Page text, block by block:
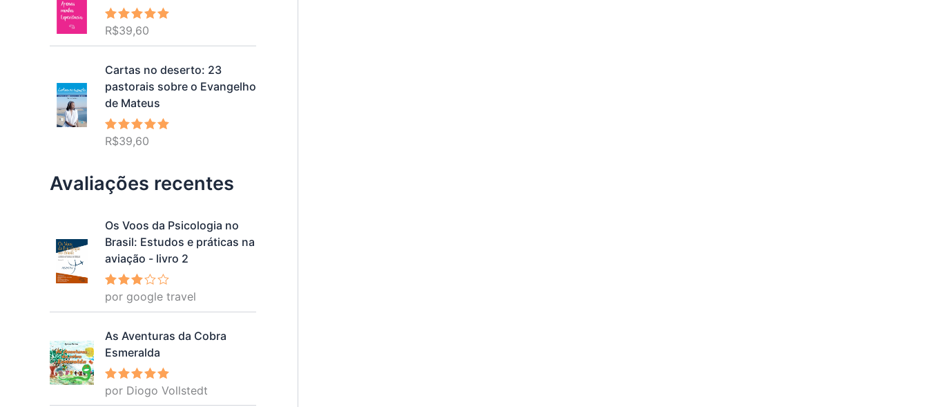
Avaliação
R$39,60
Cartas no deserto: 23
pastorais sobre o Evangelho
de Mateus
Avaliação
R$39,60
Avaliações recentes
Os Voos da Psicologia no
Brasil: Estudos e práticas na
aviação - livro 2
Avalia
ção 3
por google travel
As Aventuras da Cobra
Esmeralda
Avaliação
5
por Diogo Vollstedt